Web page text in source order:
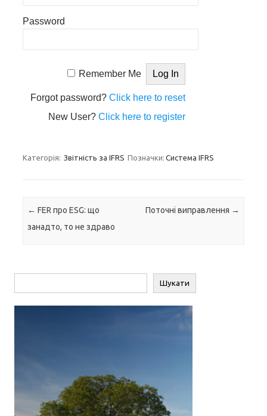
Password
Remember Me
Forgot password?Click here to reset
New User?Click here to register
Категорія: Звітність за IFRS Позначки: Система IFRS
Навігація по запису
← FER про ESG: що
занадто, то не здраво
Поточні виправлення →
Шукати